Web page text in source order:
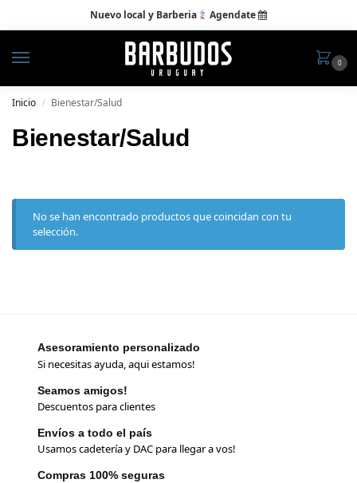
Nuevo local y Barberia Agendate
0
Inicio / Bienestar/Salud
Bienestar/Salud
No se han encontrado productos que coincidan con tu
selección.
Asesoramiento personalizado
Si necesitas ayuda, aqui estamos!
Seamos amigos!
Descuentos para clientes
Envíos a todo el país
Usamos cadetería y DAC para llegar a vos!
Compras 100% seguras